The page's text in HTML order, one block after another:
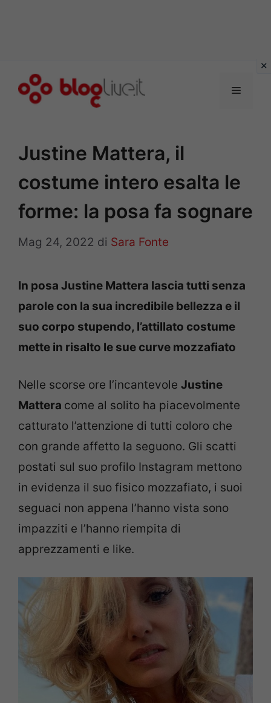
Menu
Justine Mattera, il
costume intero esalta le
forme: la posa fa sognare
Mag 24, 2022 di Sara Fonte
In posa Justine Mattera lascia tutti senza
parole con la sua incredibile bellezza e il
suo corpo stupendo, l’attillato costume
mette in risalto le sue curve mozzafiato
Nelle scorse ore l’incantevole Justine
Mattera come al solito ha piacevolmente
catturato l’attenzione di tutti coloro che
con grande affetto la seguono. Gli scatti
postati sul suo profilo Instagram mettono
in evidenza il suo fisico mozzafiato, i suoi
seguaci non appena l’hanno vista sono
impazziti e l’hanno riempita di
apprezzamenti e like.